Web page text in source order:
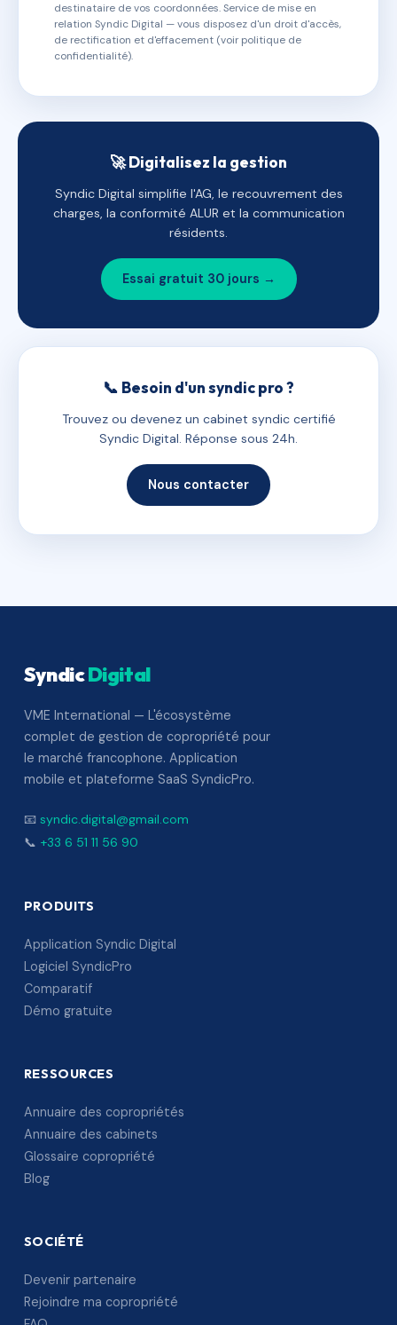
destinataire de vos coordonnées. Service de mise en
relation Syndic Digital — vous disposez d'un droit d'accès,
de rectification et d'effacement (voir politique de
confidentialité).
🚀 Digitalisez la gestion
Syndic Digital simplifie l'AG, le recouvrement des
charges, la conformité ALUR et la communication
résidents.
Essai gratuit 30 jours →
📞 Besoin d'un syndic pro ?
Trouvez ou devenez un cabinet syndic certifié
Syndic Digital. Réponse sous 24h.
Nous contacter
SyndicDigital
VME International — L'écosystème
complet de gestion de copropriété pour
le marché francophone. Application
mobile et plateforme SaaS SyndicPro.
📧 syndic.digital@gmail.com
📞 +33 6 51 11 56 90
PRODUITS
Application Syndic Digital
Logiciel SyndicPro
Comparatif
Démo gratuite
RESSOURCES
Annuaire des copropriétés
Annuaire des cabinets
Glossaire copropriété
Blog
SOCIÉTÉ
Devenir partenaire
Rejoindre ma copropriété